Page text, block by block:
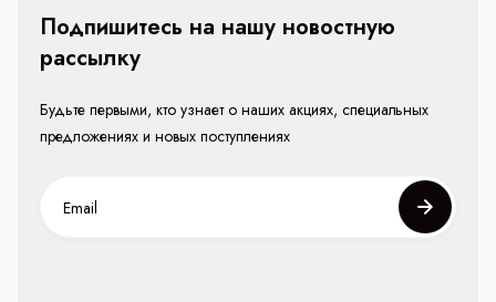
Подпишитесь на нашу новостную
рассылку
Будьте первыми, кто узнает о наших акциях, специальных
предложениях и новых поступлениях